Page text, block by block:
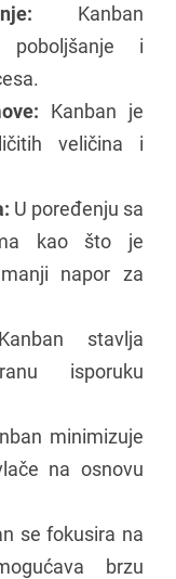
Kanban
poboljšanje i
Kanban je
veličina i
U poređenju sa
kao što je
napor za
Kanban stavlja
isporuku
minimizuje
na osnovu
se fokusira na
brzu